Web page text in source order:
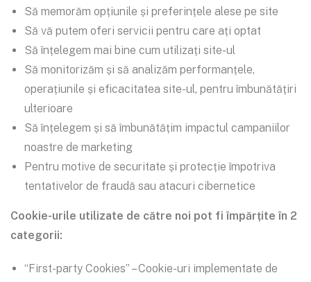
Să memorăm opțiunile și preferințele alese pe site
Să vă putem oferi servicii pentru care ați optat
Să înțelegem mai bine cum utilizați site-ul
Să monitorizăm și să analizăm performanțele,
operațiunile și eficacitatea site-ul, pentru îmbunătățiri
ulterioare
Să înțelegem și să îmbunătățim impactul campaniilor
noastre de marketing
Pentru motive de securitate și protecție împotriva
tentativelor de fraudă sau atacuri cibernetice
Cookie-urile utilizate de către noi pot fi împărțite în 2
categorii:
“First-party Cookies” – Cookie-uri implementate de